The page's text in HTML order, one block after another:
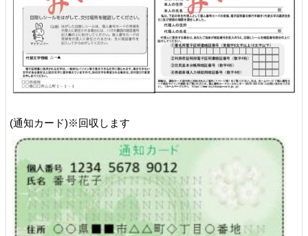
(通知カード)※回収します